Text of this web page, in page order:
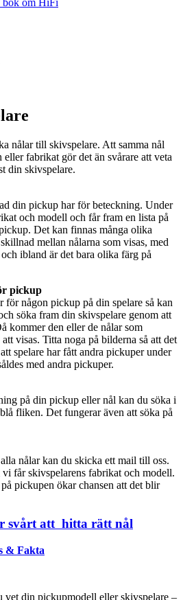
nålar till skivspelare. Att samma nål
fabrikat gör det än svårare att veta
din skivspelare.
din pickup har för beteckning. Under
och modell och får fram en lista på
Det kan finnas många olika
mellan nålarna som visas, med
ibland är det bara olika färg på
pickup
för någon pickup på din spelare så kan
söka fram din skivspelare genom att
kommer den eller de nålar som
visas. Titta noga på bilderna så att det
spelare har fått andra pickuper under
med andra pickuper.
på din pickup eller nål kan du söka i
fliken. Det fungerar även att söka på
nålar kan du skicka ett mail till oss.
får skivspelarens fabrikat och modell.
pickupen ökar chansen att det blir
svårt att hitta rätt nål
& Fakta
din pickupmodell eller skivspelare –